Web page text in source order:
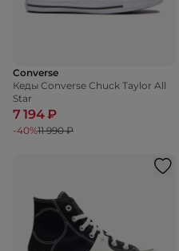
Converse
Кеды Converse Chuck Taylor All
Star
7 194 ₽
-40%11 990 ₽